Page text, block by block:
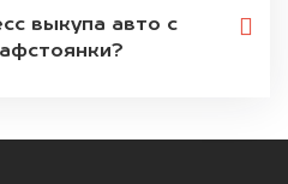
выкупа авто с